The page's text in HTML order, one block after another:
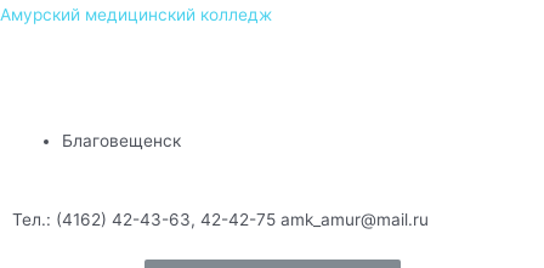
Амурский медицинский колледж
Благовещенск
Тел.: (4162) 42-43-63, 42-42-75 amk_amur@mail.ru